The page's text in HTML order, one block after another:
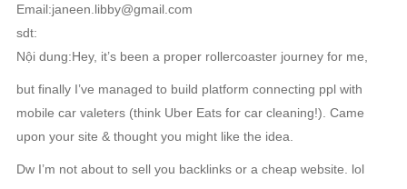
Email:janeen.libby@gmail.com
sdt:
Nội dung:Hey, it’s been a proper rollercoaster journey for me,
but finally I’ve managed to build platform connecting ppl with
mobile car valeters (think Uber Eats for car cleaning!). Came
upon your site & thought you might like the idea.
Dw I’m not about to sell you backlinks or a cheap website. lol